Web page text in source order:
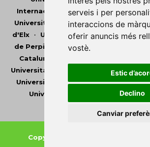
serveis i per
interaccions de
oferir anuncis més
vostè.
Estic
Declino
Canviar
Internacional de Catalunya •
Universitat de Lleida•Universitat
d'Elx• Universitat Oberta de
de Perpinyà Via Domitia
Catalunya
Universitat Pompeu Fabra
•
Universitat Rovira i Virgili•
Universitat de València
•
Copyright © 2026